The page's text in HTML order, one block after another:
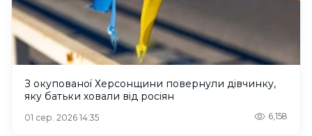
З окупованої Херсонщини повернули дівчинку,
яку батьки ховали від росіян
01 сер. 2026 14:35 6,158